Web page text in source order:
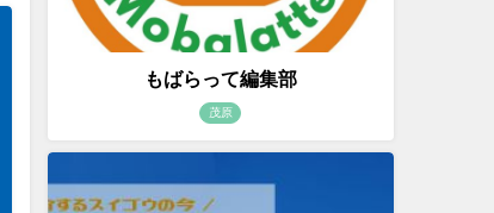
もばらって編集部
茂原